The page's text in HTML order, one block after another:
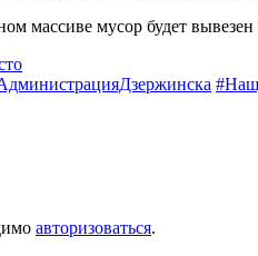
массиве мусор будет
авторизоваться.